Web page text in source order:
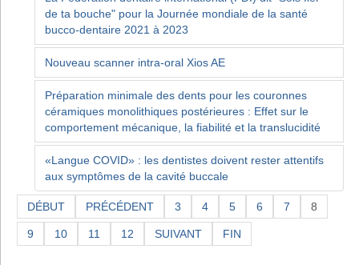
de ta bouche" pour la Journée mondiale de la santé
bucco-dentaire 2021 à 2023
Nouveau scanner intra-oral Xios AE
Préparation minimale des dents pour les couronnes
céramiques monolithiques postérieures : Effet sur le
comportement mécanique, la fiabilité et la translucidité
«Langue COVID» : les dentistes doivent rester attentifs
aux symptômes de la cavité buccale
DÉBUT PRÉCÉDENT 3 4 5 6 7 8
9 10 11 12 SUIVANT FIN